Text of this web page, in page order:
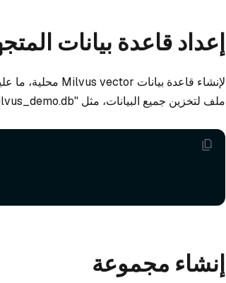
إعداد قاعدة بيانات
لإنشاء قاعدة بيانات Milvus vector محلية، ما عليك سوى إنشاء
ملف لتخزين جميع البيانات، مثل "milvus_demo.db".
إنشاء مجموعة